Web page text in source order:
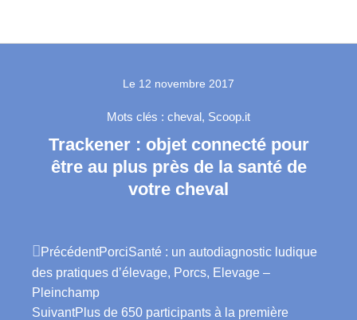
Le 12 novembre 2017
Mots clés : cheval, Scoop.it
Trackener : objet connecté pour
être au plus près de la santé de
votre cheval
PrécédentPorciSanté : un autodiagnostic ludique
des pratiques d’élevage, Porcs, Elevage –
Pleinchamp
SuivantPlus de 650 participants à la première